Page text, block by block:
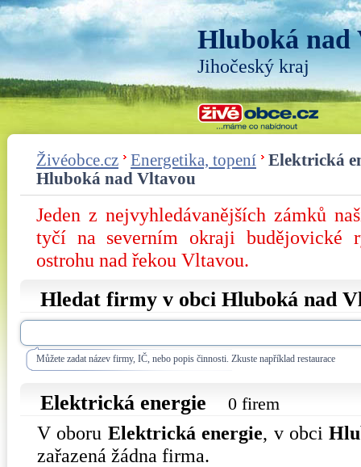
Hluboká nad
Jihočeský kraj
Živéobce.cz Energetika, topení
Elektrická
Hluboká nad Vltavou
Jeden z nejvyhledávanějších zámků
tyčí na severním okraji budějovické
ostrohu nad řekou Vltavou.
Hledat firmy v obci Hluboká nad
Můžete zadat název firmy, IČ, nebo popis činnosti. Zkuste například restaurace
Elektrická energie 0 firem
V oboru Elektrická energie, v obci
zařazená žádna firma.